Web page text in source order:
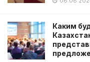
Каким